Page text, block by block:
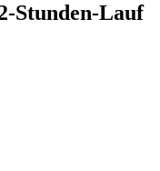
Stunden-Lauf